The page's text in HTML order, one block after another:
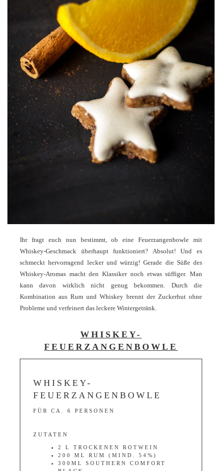
Ihr fragt euch nun bestimmt, ob eine Feuerzangenbowle mit
Whiskey-Geschmack überhaupt funktioniert? Absolut! Und es
schmeckt hervorragend lecker und würzig! Gerade die Süße des
Whiskey-Aromas macht den Klassiker noch etwas süffiger. Man
kann davon wirklich nicht genug bekommen. Durch die
Kombination aus Rum und Whiskey brennt der Zuckerhut ohne
Probleme und verfeinert das leckere Wintergetränk.
WHISKEY-
FEUERZANGENBOWLE
WHISKEY-
FEUERZANGENBOWLE
FÜR CA. 6 PERSONEN
ZUTATEN
2 L TROCKENEN ROTWEIN
200 ML RUM (MIND. 54%)
300ML SOUTHERN COMFORT